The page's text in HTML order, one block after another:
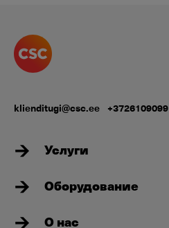
klienditugi@csc.ee +3726109099
Услуги
Оборудование
О нас